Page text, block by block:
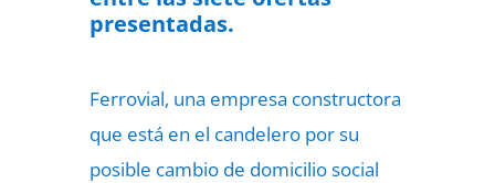
presentadas.
Ferrovial, una empresa constructora
que está en el candelero por su
posible cambio de domicilio social